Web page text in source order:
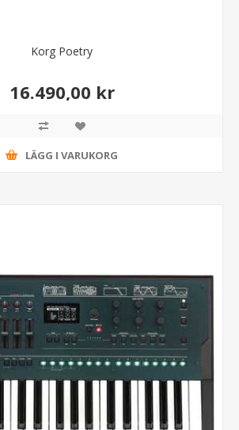
Korg Poetry
16.490,00 kr
LÄGG I VARUKORG